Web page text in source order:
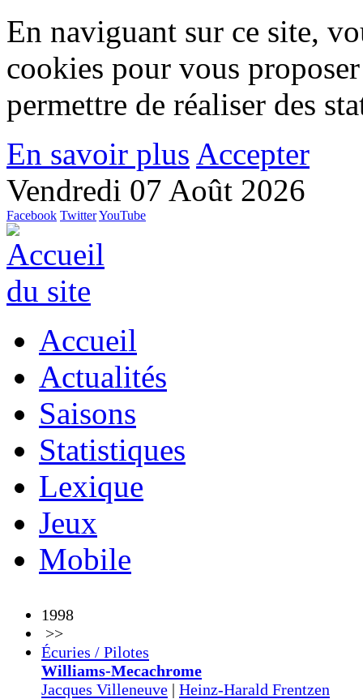
En naviguant sur ce site,
cookies pour vous
permettre de réaliser des
En savoir plus Accepter
Vendredi 07 Août 2026
Facebook TwitterYouTube
Accueil
Actualités
Saisons
Statistiques
Lexique
Jeux
Mobile
1998
>>
Écuries / Pilotes
Williams-Mecachrome
Jacques Villeneuve | Heinz-Harald Frentzen